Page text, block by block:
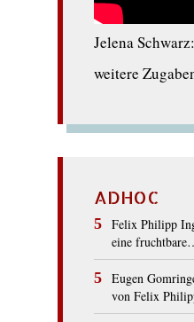
Jelena
weitere
ADHOC
Felix Philipp
eine
Eugen
von Felix